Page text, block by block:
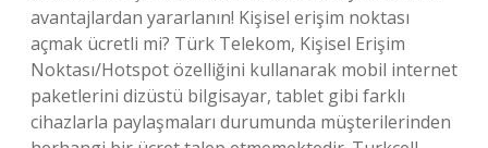
avantajlardan yararlanın! Kişisel erişim noktası
açmak ücretli mi? Türk Telekom, Kişisel Erişim
Noktası/Hotspot özelliğini kullanarak mobil internet
paketlerini dizüstü bilgisayar, tablet gibi farklı
cihazlarla paylaşmaları durumunda müşterilerinden